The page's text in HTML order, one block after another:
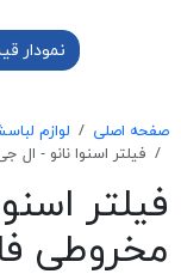
نمودار
صفحه اصلی لوازم
فيلتر اسنوا نانو -
فيلتر
مخروطی